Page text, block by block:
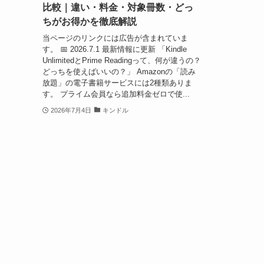
比較｜違い・料金・対象冊数・どっ
ちがお得かを徹底解説
当ページのリンクには広告が含まれていま
す。 📅 2026.7.1 最新情報に更新 「Kindle
UnlimitedとPrime Readingって、何が違うの？
どっちを使えばいいの？」 Amazonの「読み
放題」の電子書籍サービスには2種類ありま
す。 プライム会員なら追加料金ゼロで使...
2026年7月4日 キンドル